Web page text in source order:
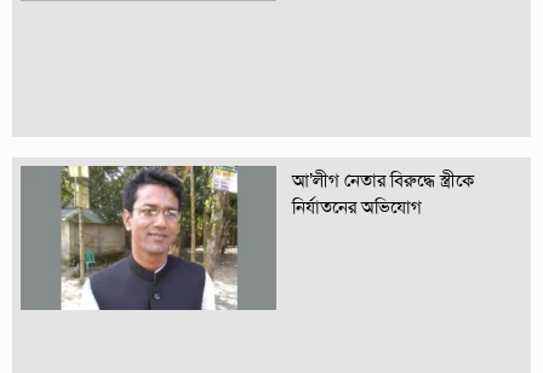
আ’লীগ নেতার বিরুদ্ধে স্ত্রীকে
নির্যাতনের অভিযোগ